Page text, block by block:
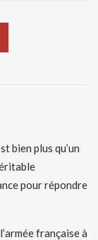
bien plus qu’un
pour répondre
française à